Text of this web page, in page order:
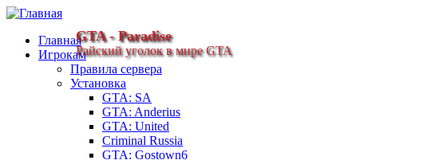
GTA - Paradise
Райский уголок в мире GTA
Главная
Игрокам
Правила сервера
Установка
GTA: SA
GTA: Anderius
GTA: United
Criminal Russia
GTA: Gostown6